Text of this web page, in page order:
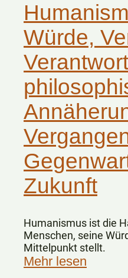
Würde,
Zukunft
Humanismus ist die
Menschen, seine
Mittelpunkt stellt.
Mehr lesen